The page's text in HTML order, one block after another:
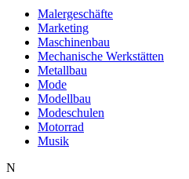
Malergeschäfte
Marketing
Maschinenbau
Mechanische Werkstätten
Metallbau
Mode
Modellbau
Modeschulen
Motorrad
Musik
N